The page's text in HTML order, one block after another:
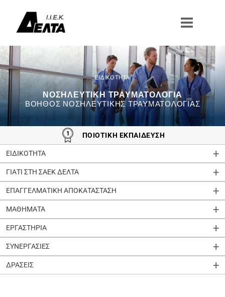
περιεχόμενο
ΝΟΣΗΛΕΥΤΙΚΗ ΤΡΑΥΜΑΤΟΛΟΓΙΑ
ΒΟΗΘΟΣ ΝΟΣΗΛΕΥΤΙΚΗΣ ΤΡΑΥΜΑΤΟΛΟΓΙΑΣ
ΠΟΙΟΤΙΚΗ ΕΚΠΑΙΔΕΥΣΗ
ΕΙΔΙΚΟΤΗΤΑ
ΓΙΑΤΙ ΣΤΗ ΣΑΕΚ ΔΕΛΤΑ
ΕΠΑΓΓΕΛΜΑΤΙΚΗ ΑΠΟΚΑΤΑΣΤΑΣΗ
ΜΑΘΗΜΑΤΑ
ΕΡΓΑΣΤΗΡΙΑ
ΣΥΝΕΡΓΑΣΙΕΣ
ΔΡΑΣΕΙΣ